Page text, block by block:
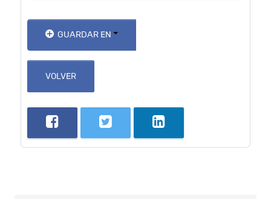
GUARDAR EN
VOLVER